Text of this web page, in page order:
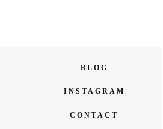
BLOG
INSTAGRAM
CONTACT